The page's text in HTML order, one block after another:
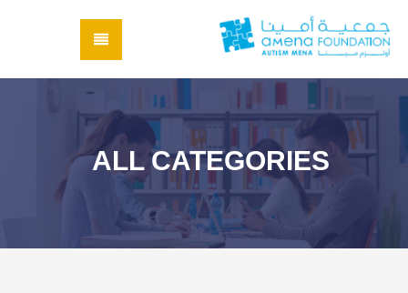
ALL CATEGORIES